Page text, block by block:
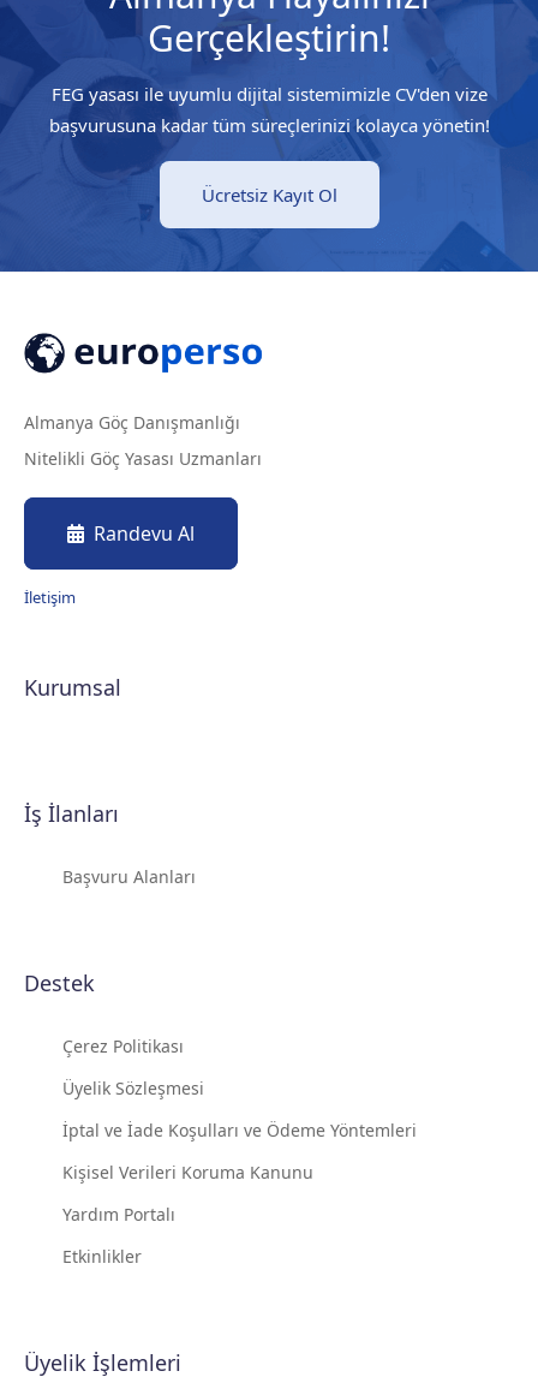
Gerçekleştirin!
FEG yasası ile uyumlu dijital sistemimizle CV'den vize
başvurusuna kadar tüm süreçlerinizi kolayca yönetin!
Ücretsiz Kayıt Ol
Almanya Göç Danışmanlığı
Nitelikli Göç Yasası Uzmanları
Randevu Al
İletişim
Kurumsal
İş İlanları
Başvuru Alanları
Destek
Çerez Politikası
Üyelik Sözleşmesi
İptal ve İade Koşulları ve Ödeme Yöntemleri
Kişisel Verileri Koruma Kanunu
Yardım Portalı
Etkinlikler
Üyelik İşlemleri